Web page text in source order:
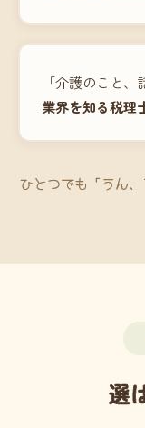
「介護のこと、
業界を知る税理
ひとつでも「うん
選